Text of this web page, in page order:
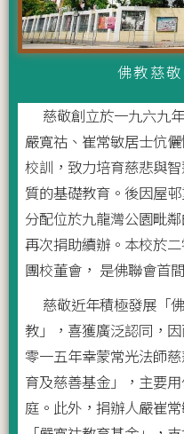
佛教慈
慈敬創立於一九六九
嚴寬祜、崔常敏居士伉
校訓，致力培育慈悲與
質的基礎教育。後因屋
分配位於九龍灣公園毗
再次捐助續辦。本校於
團校董會， 是佛聯會首
慈敬近年積極發展「
教」，喜獲廣泛認同，
零一五年幸蒙常光法師
育及慈善基金」，主要
庭。此外，捐辦人嚴崔